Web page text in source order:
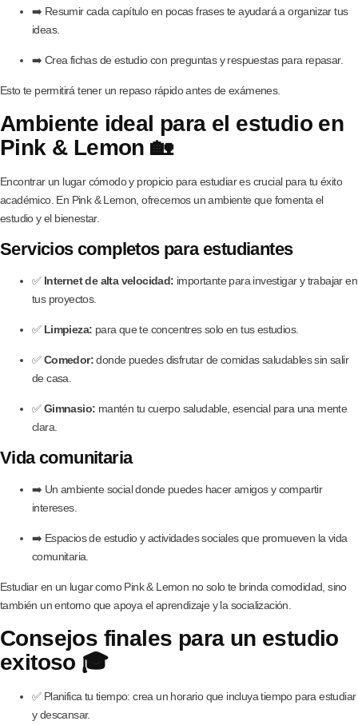
➡️ Resumir cada capítulo en pocas frases te ayudará a organizar tus
ideas.
➡️ Crea fichas de estudio con preguntas y respuestas para repasar.
Esto te permitirá tener un repaso rápido antes de exámenes.
Ambiente ideal para el estudio en
Pink & Lemon 🏡
Encontrar un lugar cómodo y propicio para estudiar es crucial para tu éxito
académico. En Pink & Lemon, ofrecemos un ambiente que fomenta el
estudio y el bienestar.
Servicios completos para estudiantes
✅ Internet de alta velocidad: importante para investigar y trabajar en
tus proyectos.
✅ Limpieza: para que te concentres solo en tus estudios.
✅Comedor:donde puedes disfrutar de comidas saludables sin salir
de casa.
✅Gimnasio: mantén tu cuerpo saludable, esencial para una mente
clara.
Vida comunitaria
➡️ Un ambiente social donde puedes hacer amigos y compartir
intereses.
➡️ Espacios de estudio y actividades sociales que promueven la vida
comunitaria.
Estudiar en un lugar como Pink & Lemon no solo te brinda comodidad, sino
también un entorno que apoya el aprendizaje y la socialización.
Consejos finales para un estudio
exitoso 🎓
✅ Planifica tu tiempo: crea un horario que incluya tiempo para estudiar
y descansar.